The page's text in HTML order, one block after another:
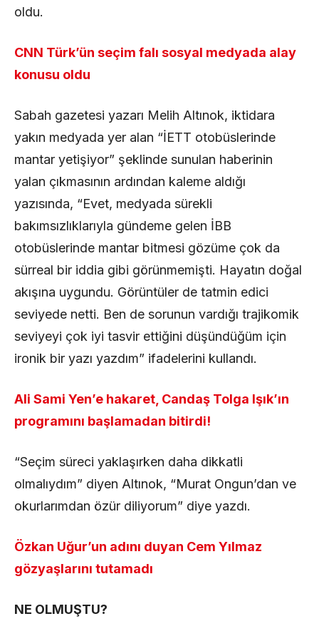
oldu.
CNN Türk’ün seçim falı sosyal medyada alay
konusu oldu
Sabah gazetesi yazarı Melih Altınok, iktidara
yakın medyada yer alan “İETT otobüslerinde
mantar yetişiyor” şeklinde sunulan haberinin
yalan çıkmasının ardından kaleme aldığı
yazısında, “Evet, medyada sürekli
bakımsızlıklarıyla gündeme gelen İBB
otobüslerinde mantar bitmesi gözüme çok da
sürreal bir iddia gibi görünmemişti. Hayatın doğal
akışına uygundu. Görüntüler de tatmin edici
seviyede netti. Ben de sorunun vardığı trajikomik
seviyeyi çok iyi tasvir ettiğini düşündüğüm için
ironik bir yazı yazdım” ifadelerini kullandı.
Ali Sami Yen’e hakaret, Candaş Tolga Işık’ın
programını başlamadan bitirdi!
“Seçim süreci yaklaşırken daha dikkatli
olmalıydım” diyen Altınok, “Murat Ongun’dan ve
okurlarımdan özür diliyorum” diye yazdı.
Özkan Uğur’un adını duyan Cem Yılmaz
gözyaşlarını tutamadı
NE OLMUŞTU?